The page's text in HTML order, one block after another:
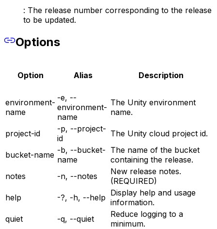
: The release number corresponding to the release
to be updated.
Options
Option Alias Description
environment-
name
-e, --
environment-
name
The Unity environment
name.
project-id
-p, --project-
id
The Unity cloud project id.
bucket-name -b, --bucket-
name
The name of the bucket
containing the release.
notes
-n, --notes
New release notes.
(REQUIRED)
help
-?, -h, --help Display help and usage
information.
quiet
-q, --quiet
Reduce logging to a
minimum.